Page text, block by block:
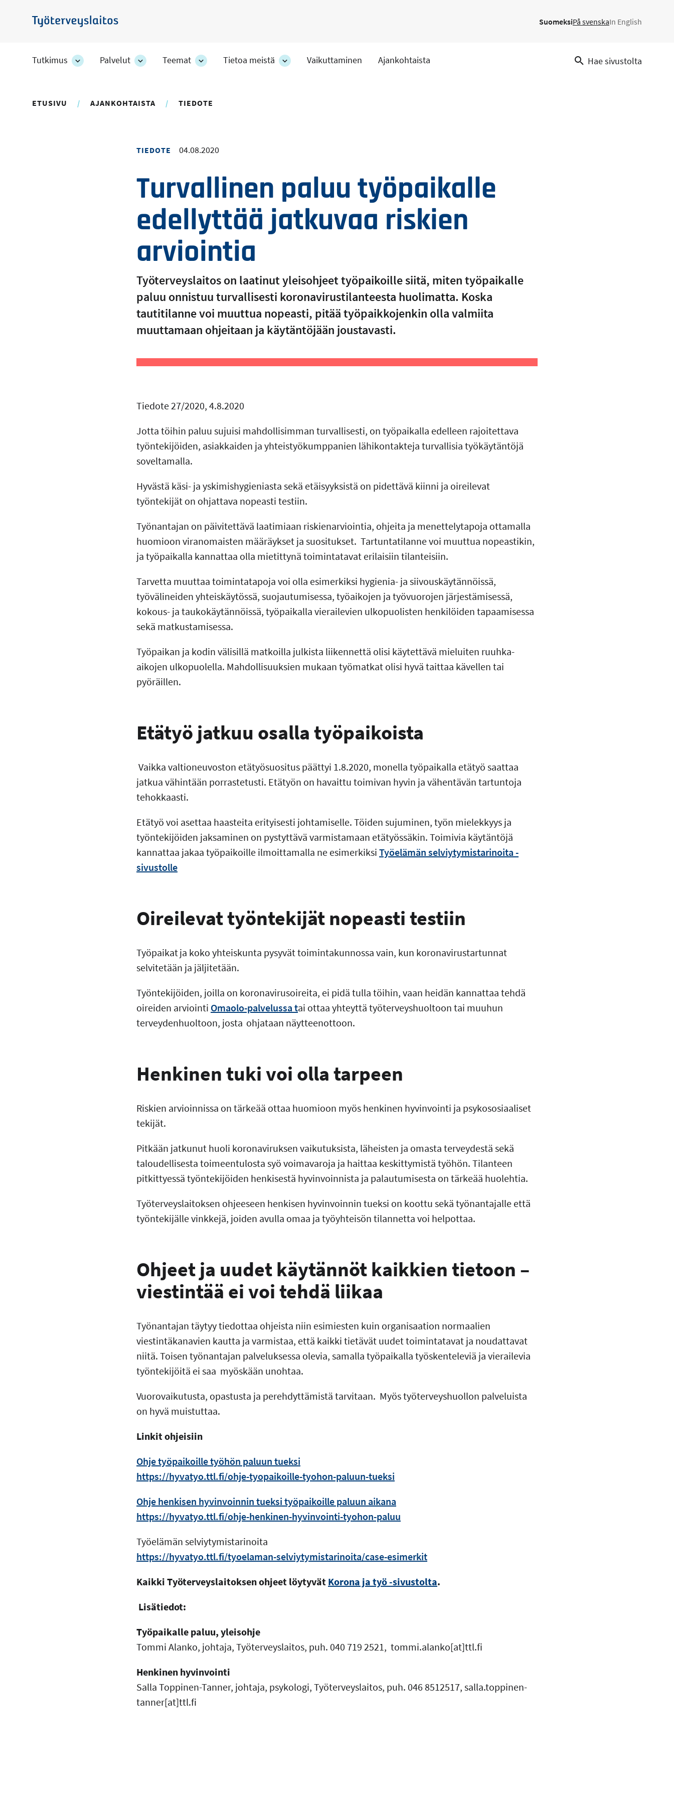
pääsisältöön
Työterveyslaitos
SuomeksiPå svenskaIn English
Tutkimus
TutkimusPalvelut
PalvelutTeemat
TeematTietoa meistä
TietoaVaikuttaminen Ajankohtaista Hae sivustolta
ETUSIVU AJANKOHTAISTA TIEDOTE
TIEDOTE 04.08.2020
Turvallinen paluu työpaikalle
edellyttää jatkuvaa riskien
arviointia
Työterveyslaitos on laatinut yleisohjeet työpaikoille siitä, miten työpaikalle
paluu onnistuu turvallisesti koronavirustilanteesta huolimatta. Koska
tautitilanne voi muuttua nopeasti, pitää työpaikkojenkin olla valmiita
muuttamaan ohjeitaan ja käytäntöjään joustavasti.
Tiedote 27/2020, 4.8.2020
Jotta töihin paluu sujuisi mahdollisimman turvallisesti, on työpaikalla edelleen rajoitettava
työntekijöiden, asiakkaiden ja yhteistyökumppanien lähikontakteja turvallisia työkäytäntöjä
soveltamalla.
Hyvästä käsi- ja yskimishygieniasta sekä etäisyyksistä on pidettävä kiinni ja oireilevat
työntekijät on ohjattava nopeasti testiin.
Työnantajan on päivitettävä laatimiaan riskienarviointia, ohjeita ja menettelytapoja ottamalla
huomioon viranomaisten määräykset ja suositukset. Tartuntatilanne voi muuttua nopeastikin,
ja työpaikalla kannattaa olla mietittynä toimintatavat erilaisiin tilanteisiin.
Tarvetta muuttaa toimintatapoja voi olla esimerkiksi hygienia- ja siivouskäytännöissä,
työvälineiden yhteiskäytössä, suojautumisessa, työaikojen ja työvuorojen järjestämisessä,
kokous- ja taukokäytännöissä, työpaikalla vierailevien ulkopuolisten henkilöiden tapaamisessa
sekä matkustamisessa.
Työpaikan ja kodin välisillä matkoilla julkista liikennettä olisi käytettävä mieluiten ruuhka-
aikojen ulkopuolella. Mahdollisuuksien mukaan työmatkat olisi hyvä taittaa kävellen tai
pyöräillen.
Etätyö jatkuu osalla työpaikoista
Vaikka valtioneuvoston etätyösuositus päättyi 1.8.2020, monella työpaikalla etätyö saattaa
jatkua vähintään porrastetusti. Etätyön on havaittu toimivan hyvin ja vähentävän tartuntoja
tehokkaasti.
Etätyö voi asettaa haasteita erityisesti johtamiselle. Töiden sujuminen, työn mielekkyys ja
työntekijöiden jaksaminen on pystyttävä varmistamaan etätyössäkin. Toimivia käytäntöjä
kannattaa jakaa työpaikoille ilmoittamalla ne esimerkiksi Työelämän selviytymistarinoita -
sivustolle
Oireilevat työntekijät nopeasti testiin
Työpaikat ja koko yhteiskunta pysyvät toimintakunnossa vain, kun koronavirustartunnat
selvitetään ja jäljitetään.
Työntekijöiden, joilla on koronavirusoireita, ei pidä tulla töihin, vaan heidän kannattaa tehdä
oireiden arviointi Omaolo-palvelussa tai ottaa yhteyttä työterveyshuoltoon tai muuhun
terveydenhuoltoon, josta ohjataan näytteenottoon.
Henkinen tuki voi olla tarpeen
Riskien arvioinnissa on tärkeää ottaa huomioon myös henkinen hyvinvointi ja psykososiaaliset
tekijät.
Pitkään jatkunut huoli koronaviruksen vaikutuksista, läheisten ja omasta terveydestä sekä
taloudellisesta toimeentulosta syö voimavaroja ja haittaa keskittymistä työhön. Tilanteen
pitkittyessä työntekijöiden henkisestä hyvinvoinnista ja palautumisesta on tärkeää huolehtia.
Työterveyslaitoksen ohjeeseen henkisen hyvinvoinnin tueksi on koottu sekä työnantajalle että
työntekijälle vinkkejä, joiden avulla omaa ja työyhteisön tilannetta voi helpottaa.
Ohjeet ja uudet käytännöt kaikkien tietoon –
viestintää ei voi tehdä liikaa
Työnantajan täytyy tiedottaa ohjeista niin esimiesten kuin organisaation normaalien
viestintäkanavien kautta ja varmistaa, että kaikki tietävät uudet toimintatavat ja noudattavat
niitä. Toisen työnantajan palveluksessa olevia, samalla työpaikalla työskenteleviä ja vierailevia
työntekijöitä ei saa myöskään unohtaa.
Vuorovaikutusta, opastusta ja perehdyttämistä tarvitaan. Myös työterveyshuollon palveluista
on hyvä muistuttaa.
Linkit ohjeisiin
Ohje työpaikoille työhön paluun tueksi
https://hyvatyo.ttl.fi/ohje-tyopaikoille-tyohon-paluun-tueksi
Ohje henkisen hyvinvoinnin tueksi työpaikoille paluun aikana
https://hyvatyo.ttl.fi/ohje-henkinen-hyvinvointi-tyohon-paluu
Työelämän selviytymistarinoita
https://hyvatyo.ttl.fi/tyoelaman-selviytymistarinoita/case-esimerkit
Kaikki Työterveyslaitoksen ohjeet löytyvät Korona ja työ -sivustolta.
Lisätiedot:
Työpaikalle paluu, yleisohje
Tommi Alanko, johtaja, Työterveyslaitos, puh. 040 719 2521, tommi.alanko[at]ttl.fi
Henkinen hyvinvointi
Salla Toppinen-Tanner, johtaja, psykologi, Työterveyslaitos, puh. 046 8512517, salla.toppinen-
tanner[at]ttl.fi